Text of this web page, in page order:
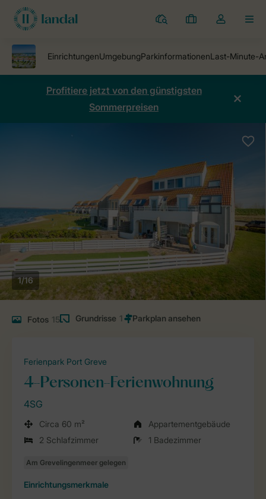
Ferienparks
Meine
Dropdown-
öffnen
Profitiere jetzt von den günstigsten
Sommerpreisen
1/16
Fotos 15 Grundrisse 1
Ferienpark Port Greve
4-Personen-Ferienwohnung
4SG
Circa 60 m²
Appartementgebäude
2 Schlafzimmer
1 Badezimmer
Einrichtungsmerkmale